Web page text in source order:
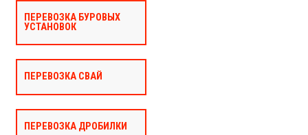
ПЕРЕВОЗКА БУРОВЫХ
УСТАНОВОК
ПЕРЕВОЗКА СВАЙ
ПЕРЕВОЗКА ДРОБИЛКИ